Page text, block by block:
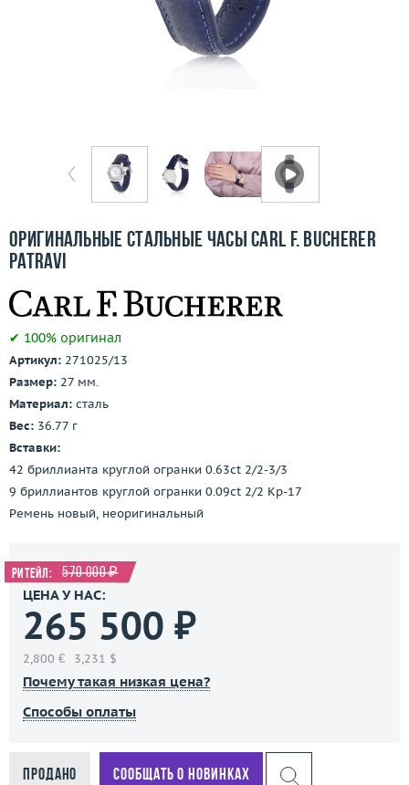
Бесплатная доставка
Контакты
Оригинальные стальные часы Carl F. Bucherer
Patravi
✔ 100% оригинал
Артикул: 271025/13
Размер: 27 мм.
Материал: сталь
Вес: 36.77 г
Вставки:
42 бриллианта круглой огранки 0.63ct 2/2-3/3
9 бриллиантов круглой огранки 0.09ct 2/2 Кр-17
Ремень новый, неоригинальный
Ритейл: 570 000 ₽
ЦЕНА У НАС:
265 500 ₽
2,800 € 3,231 $
Почему такая низкая цена?
Способы оплаты
Продано Сообщать о новинках